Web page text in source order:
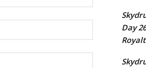
Website:
Day